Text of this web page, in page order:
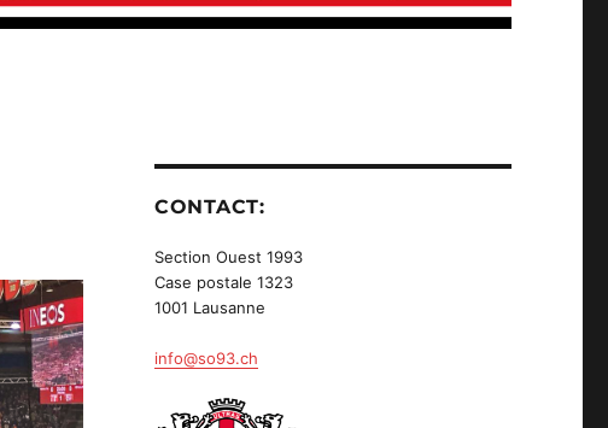
CONTACT:
Section Ouest 1993
Case postale 1323
1001 Lausanne
info@so93.ch